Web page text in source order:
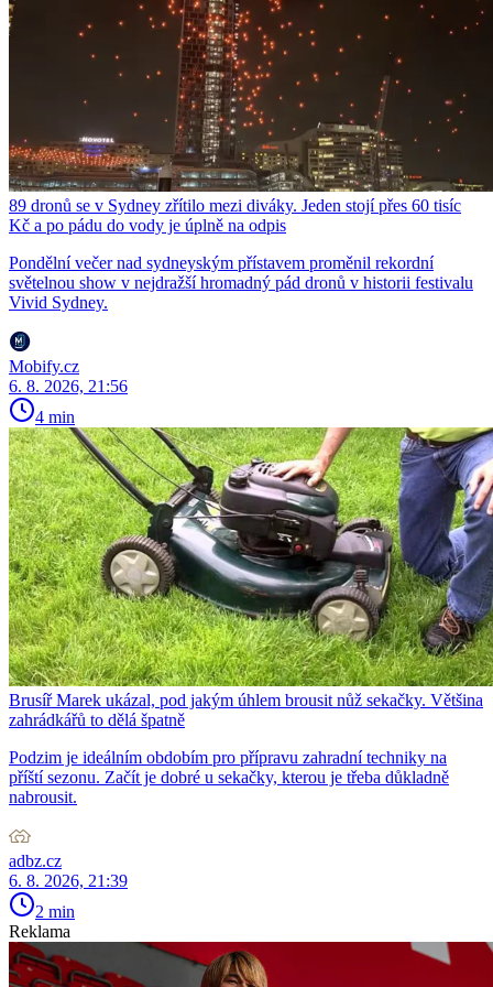
89 dronů se v Sydney zřítilo mezi diváky. Jeden stojí přes 60 tisíc
Kč a po pádu do vody je úplně na odpis
Pondělní večer nad sydneyským přístavem proměnil rekordní
světelnou show v nejdražší hromadný pád dronů v historii festivalu
Vivid Sydney.
Mobify.cz
6. 8. 2026, 21:56
4 min
Brusíř Marek ukázal, pod jakým úhlem brousit nůž sekačky. Většina
zahrádkářů to dělá špatně
Podzim je ideálním obdobím pro přípravu zahradní techniky na
příští sezonu. Začít je dobré u sekačky, kterou je třeba důkladně
nabrousit.
adbz.cz
6. 8. 2026, 21:39
2 min
Reklama